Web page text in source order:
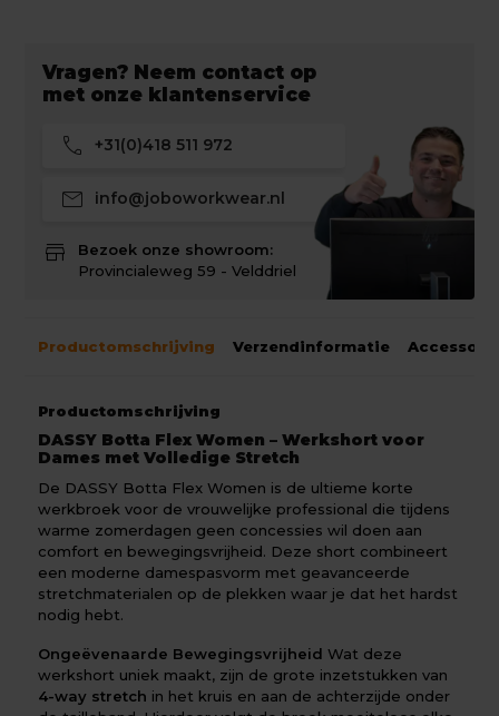
Vragen? Neem contact op
met onze klantenservice
call +31(0)418 511 972
mail info@joboworkwear.nl
store
Bezoek onze showroom:
Provincialeweg 59 - Velddriel
Productomschrijving Verzendinformatie
Productomschrijving
DASSY Botta Flex Women – Werkshort voor
Dames met Volledige Stretch
De DASSY Botta Flex Women is de ultieme korte
werkbroek voor de vrouwelijke professional die tijdens
warme zomerdagen geen concessies wil doen aan
comfort en bewegingsvrijheid. Deze short combineert
een moderne damespasvorm met geavanceerde
stretchmaterialen op de plekken waar je dat het hardst
nodig hebt.
Ongeëvenaarde Bewegingsvrijheid Wat deze
werkshort uniek maakt, zijn de grote inzetstukken van
4-way stretch in het kruis en aan de achterzijde onder